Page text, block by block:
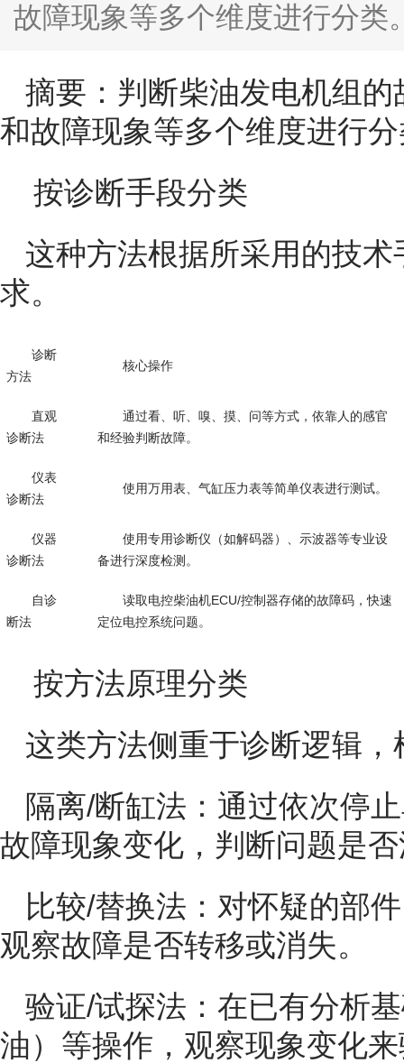
故障现象等多个维度进行分类
摘要：判断柴油发电机组
和故障现象等多个维度进行
按诊断手段分类
这种方法根据所采用的技
求。
诊断
方法
核心操作
直观
诊断法
通过看、听、嗅、摸、问等方式，依靠人的感官
和经验判断故障。
仪表
诊断法
使用万用表、气缸压力表等简单仪表进行测试。
仪器
诊断法
使用专用诊断仪（如解码器）、示波器等专业设
备进行深度检测。
自诊
断法
读取电控柴油机ECU/控制器存储的故障码，快速
定位电控系统问题。
按方法原理分类
这类方法侧重于诊断逻辑
隔离/断缸法：通过依次停
故障现象变化，判断问题是
比较/替换法：对怀疑的部
观察故障是否转移或消失。
验证/试探法：在已有分析
油）等操作，观察现象变化